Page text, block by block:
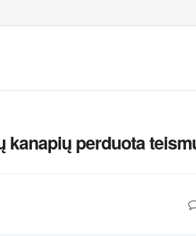
kanapių perduota